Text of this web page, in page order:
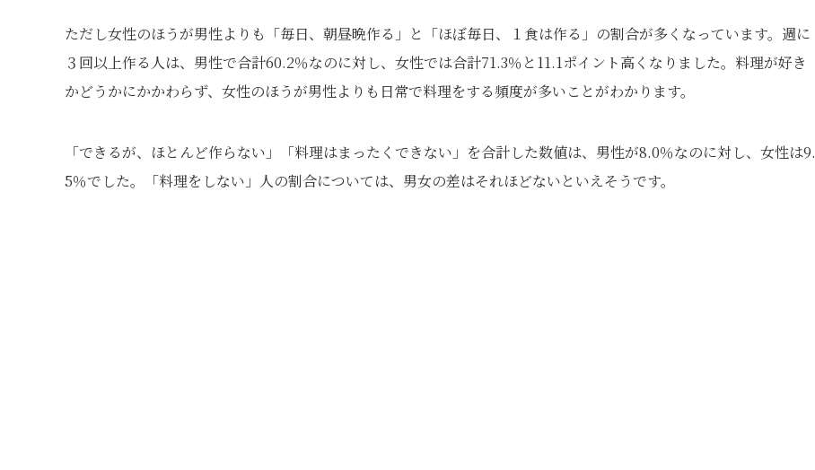
ただし女性のほうが男性よりも「毎日、朝昼晩作る」と「ほぼ毎日、１食は作る」の割合が多くなっています。週に
３回以上作る人は、男性で合計60.2％なのに対し、女性では合計71.3％と11.1ポイント高くなりました。料理が好き
かどうかにかかわらず、女性のほうが男性よりも日常で料理をする頻度が多いことがわかります。
「できるが、ほとんど作らない」「料理はまったくできない」を合計した数値は、男性が8.0％なのに対し、女性は9.
5％でした。「料理をしない」人の割合については、男女の差はそれほどないといえそうです。